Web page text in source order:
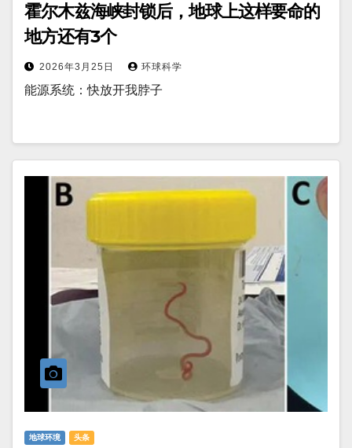
霍尔木兹海峡封锁后，地球上这样要命的
地方还有3个
2026年3月25日 环球科学
能源系统：快放开我脖子
地球环境 头条